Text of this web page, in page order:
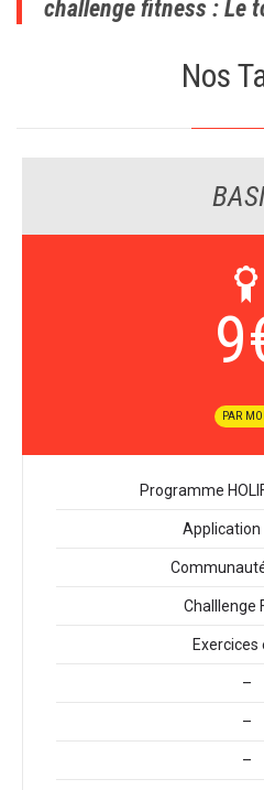
challenge fitness : Le
Nos
9
PAR
Programme
Application
Challlenge
Exercices
–
–
–